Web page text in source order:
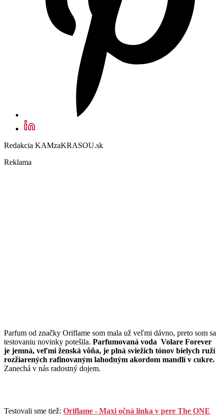
Redakcia KAMzaKRASOU.sk
Reklama
Parfum od značky Oriflame som mala už veľmi dávno, preto som sa
testovaniu novinky potešila. Parfumovaná voda Volare Forever
je jemná, veľmi ženská vôňa, je plná sviežich tónov bielych ruží
rozžiarených rafinovaným lahodným akordom mandlí v cukre.
Zanechá v nás radostný dojem.
Testovali sme tiež: Oriflame - Maxi očná linka v pere The ONE